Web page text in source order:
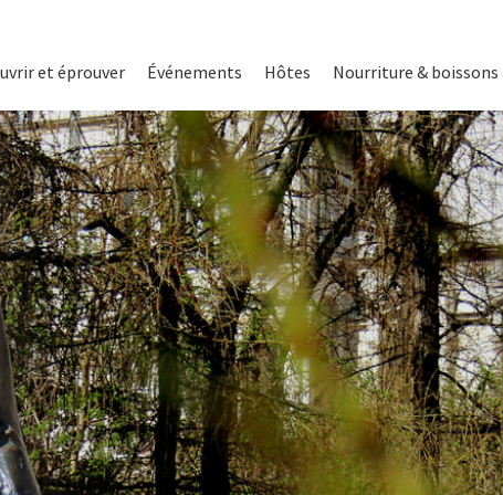
et éprouver Événements Hôtes Nourriture & boissons